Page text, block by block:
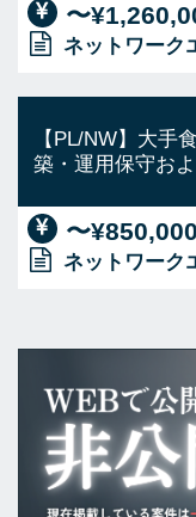
〜
ネットワーク
【PL/NW】大手
築・運用保守お
〜¥850,000
ネットワーク